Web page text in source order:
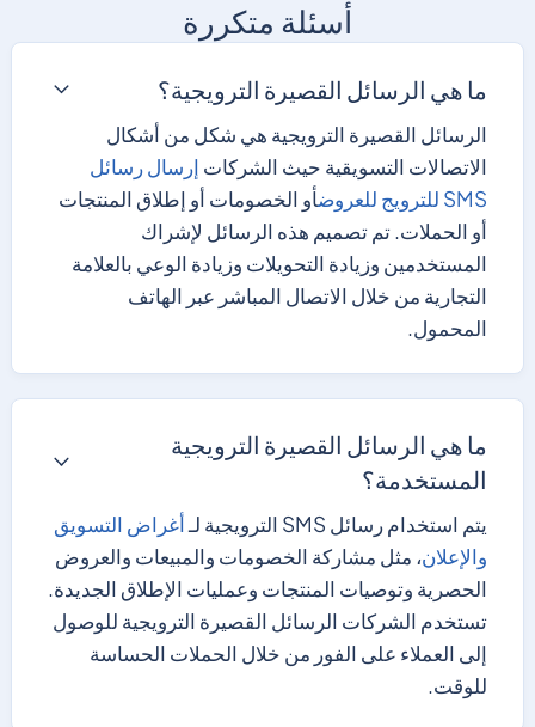
أسئلة متكررة
ما هي الرسائل القصيرة الترويجية؟
الرسائل القصيرة الترويجية هي شكل من أشكال
الاتصالات التسويقية حيث الشركات إرسال رسائل
SMS للترويج للعروض
أو الخصومات أو إطلاق المنتجات
أو الحملات. تم تصميم هذه الرسائل لإشراك
المستخدمين وزيادة التحويلات وزيادة الوعي بالعلامة
التجارية من خلال الاتصال المباشر عبر الهاتف
المحمول.
ما هي الرسائل القصيرة الترويجية
المستخدمة؟
يتم استخدام رسائل SMS الترويجية لـ
أغراض التسويق
والإعلان، مثل مشاركة الخصومات والمبيعات والعروض
الحصرية وتوصيات المنتجات وعمليات الإطلاق الجديدة.
تستخدم الشركات الرسائل القصيرة الترويجية للوصول
إلى العملاء على الفور من خلال الحملات الحساسة
للوقت.